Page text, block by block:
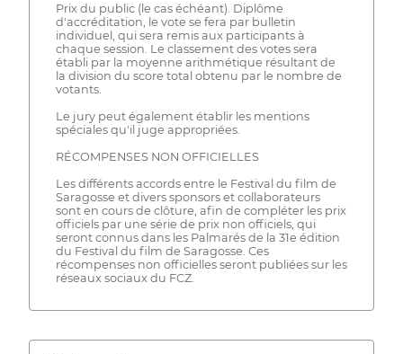
Prix du public (le cas échéant). Diplôme
d'accréditation, le vote se fera par bulletin
individuel, qui sera remis aux participants à
chaque session. Le classement des votes sera
établi par la moyenne arithmétique résultant de
la division du score total obtenu par le nombre de
votants.
Le jury peut également établir les mentions
spéciales qu'il juge appropriées.
RÉCOMPENSES NON OFFICIELLES
Les différents accords entre le Festival du film de
Saragosse et divers sponsors et collaborateurs
sont en cours de clôture, afin de compléter les prix
officiels par une série de prix non officiels, qui
seront connus dans les Palmarés de la 31e édition
du Festival du film de Saragosse. Ces
récompenses non officielles seront publiées sur les
réseaux sociaux du FCZ.